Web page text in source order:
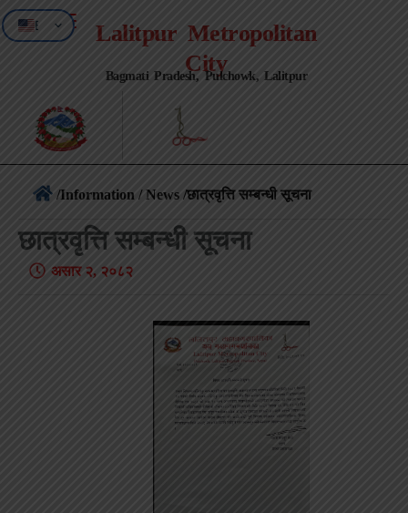
Lalitpur Metropolitan
City
Bagmati Pradesh, Pulchowk, Lalitpur
/Information / News /छात्रवृत्ति सम्बन्धी सूचना
छात्रवृत्ति सम्बन्धी सूचना
असार २, २०८२